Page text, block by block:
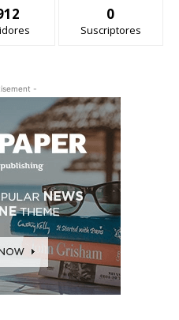
0
Suscriptores
-